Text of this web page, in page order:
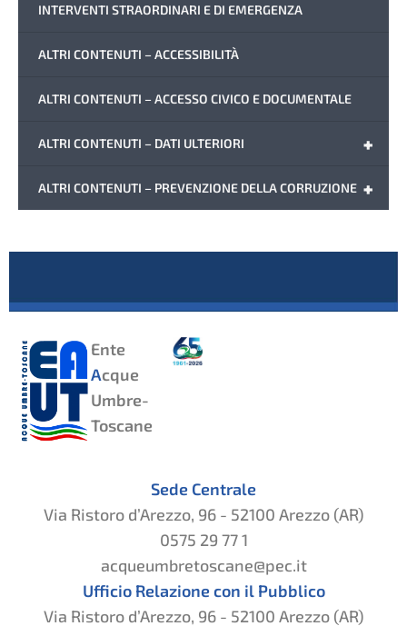
INTERVENTI STRAORDINARI E DI EMERGENZA
ALTRI CONTENUTI – ACCESSIBILITÀ
ALTRI CONTENUTI – ACCESSO CIVICO E DOCUMENTALE
+
ALTRI CONTENUTI – DATI ULTERIORI
+
ALTRI CONTENUTI – PREVENZIONE DELLA CORRUZIONE
Ente
Acque
Umbre-
Toscane
Sede Centrale
Via Ristoro d’Arezzo, 96 - 52100 Arezzo (AR)
0575 29 77 1
acqueumbretoscane@pec.it
Ufficio Relazione con il Pubblico
Via Ristoro d’Arezzo, 96 - 52100 Arezzo (AR)